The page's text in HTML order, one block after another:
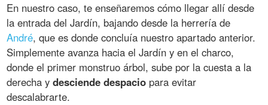
En nuestro caso, te enseñaremos cómo llegar allí desde
la entrada del Jardín, bajando desde la herrería de
André, que es donde concluía nuestro apartado anterior.
Simplemente avanza hacia el Jardín y en el charco,
donde el primer monstruo árbol, sube por la cuesta a la
derecha ydesciende despacio para evitar
descalabrarte.